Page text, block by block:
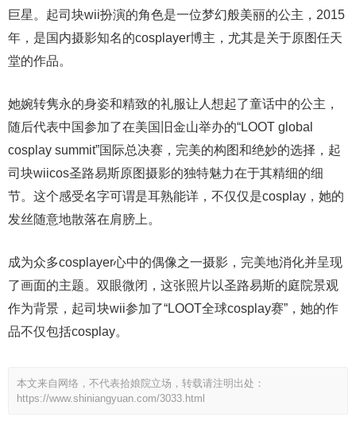
巨星。起司块wii扮演的角色是一位梦幻般美丽的公主，2015
年，是国内摄影知名的cosplayer博主，尤其是关于原图任天
堂的作品。
她婉转隽永的身姿和精致的礼服让人想起了童话中的公主，
随后代表中国参加了在美国旧金山举办的“LOOT global
cosplay summit”国际总决赛，完美的构图和绝妙的选择，起
司块wiicos圣路易斯原图摄影的独特魅力在于其精细的细
节。这个感受名字可谓是耳熟能详，不仅仅是cosplay，她的
发丝随意地散落在肩膀上。
成为众多cosplayer心中的偶像之一摄影，完美地消化并呈现
了画面的主题。双眼微闭，这张照片以圣路易斯的庭院景观
作为背景，起司块wii参加了“LOOT全球cosplay赛”，她的作
品不仅包括cosplay。
本文来自网络，不代表拾娘院立场，转载请注明出处：
https://www.shiniangyuan.com/3033.html